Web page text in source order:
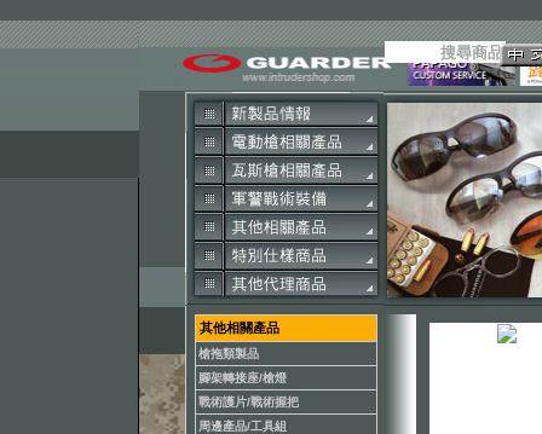
其他相關產品
槍拖類製品
腳架轉接座/槍燈
戰術護片/戰術握把
周邊產品/工具組